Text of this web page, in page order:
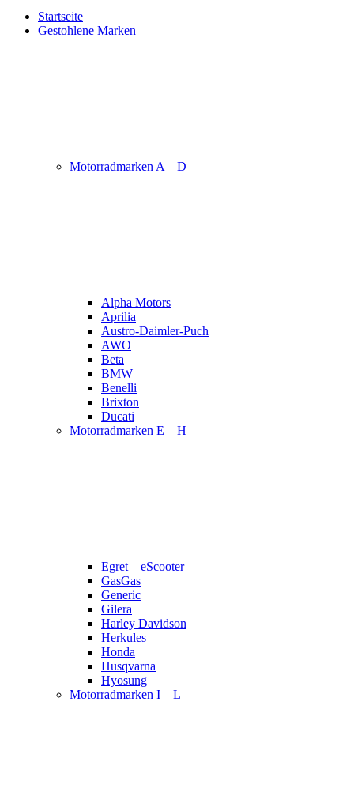
Startseite
Gestohlene Marken
Motorradmarken A – D
Alpha Motors
Aprilia
Austro-Daimler-Puch
AWO
Beta
BMW
Benelli
Brixton
Ducati
Motorradmarken E – H
Egret – eScooter
GasGas
Generic
Gilera
Harley Davidson
Herkules
Honda
Husqvarna
Hyosung
Motorradmarken I – L